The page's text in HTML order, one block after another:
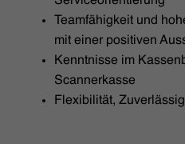
Teamfähigkeit und
mit einer positiven
Kenntnisse im
Scannerkasse
Flexibilität,